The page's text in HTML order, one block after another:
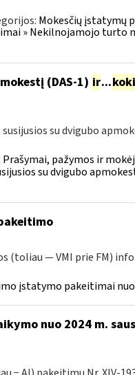
Mokesčių įstatymų
» Nekilnojamojo turto
(DAS-1) ir...
su dvigubo
Prašymai, pažymos ir
su dvigubo
(toliau — VMI prie FM)
įstatymo pakeitimai nuo
nuo 2024 m.